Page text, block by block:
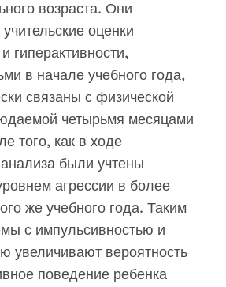
возраста. Они
оценки
гиперактивности,
в начале учебного года,
связаны с физической
четырьмя месяцами
того, как в ходе
анализа были учтены
агрессии в более
же учебного года. Таким
с импульсивностью и
увеличивают вероятность
поведение ребенка